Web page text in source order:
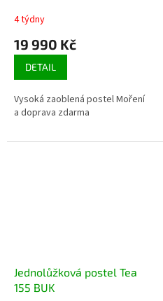
4 týdny
19 990 Kč
DETAIL
Vysoká zaoblená postel Moření
a doprava zdarma
Jednolůžková postel Tea
155 BUK